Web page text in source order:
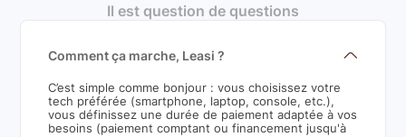
Il est question de questions
Comment ça marche, Leasi ?
C’est simple comme bonjour : vous choisissez votre
tech préférée (smartphone, laptop, console, etc.),
vous définissez une durée de paiement adaptée à vos
besoins (paiement comptant ou financement jusqu'à